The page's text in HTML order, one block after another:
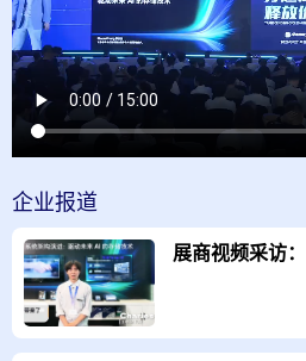
企业报道
展商视频采访